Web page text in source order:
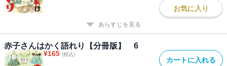
お気に入り
あらすじを見る
赤子さんはかく語れり【分冊版】 6
¥165 (税込)
カートに入れる